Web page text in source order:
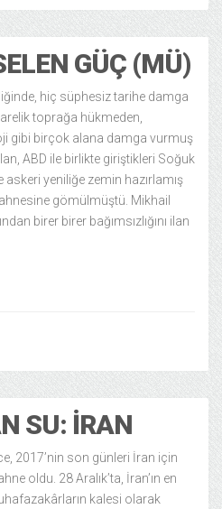
GÜÇ (MÜ)
hiç süphesiz tarihe damga
toprağa hükmeden,
gibi birçok alana damga vurmuş
ABD ile birlikte giriştikleri Soğuk
yeniliğe zemin hazırlamış
gömülmüştü. Mikhail
birer birer bağımsızlığını ilan
SU: İRAN
2017’nin son günleri İran için
oldu. 28 Aralık’ta, İran’ın en
kalesi olarak